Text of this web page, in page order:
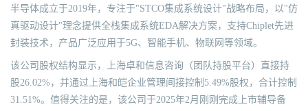
半导体成立于2019年，专注于"STCO集成系统设计"战略布局，以"仿
真驱动设计"理念提供全栈集成系统EDA解决方案，支持Chiplet先进
封装技术，产品广泛应用于5G、智能手机、物联网等领域。
该公司股权结构显示，上海卓和信息咨询（团队持股平台）直接持
股26.02%，并通过上海和皑企业管理间接控制5.49%股权，合计控制
31.51%。值得关注的是，该公司于2025年2月刚刚完成上市辅导备